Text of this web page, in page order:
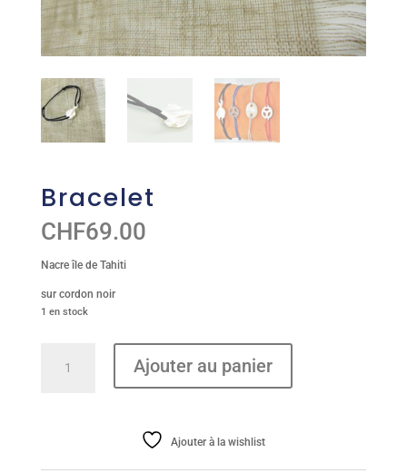
Bracelet
CHF69.00
Nacre île de Tahiti
sur cordon noir
1 en stock
Ajouter au panier
Ajouter à la wishlist